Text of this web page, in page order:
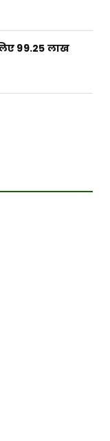
99.25 लाख